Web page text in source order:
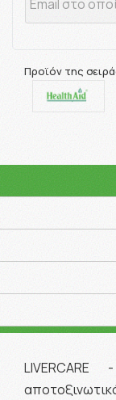
Προϊόν της